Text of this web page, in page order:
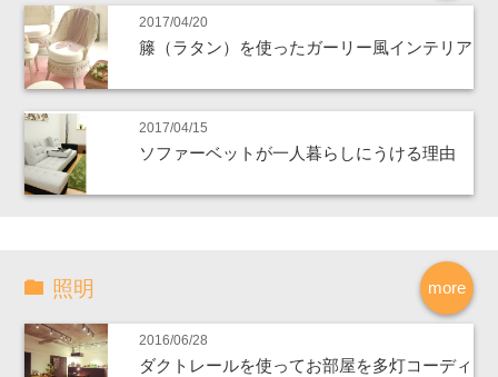
2017/04/20
籐（ラタン）を使ったガーリー風インテリア
2017/04/15
ソファーベットが一人暮らしにうける理由
more
照明
2016/06/28
ダクトレールを使ってお部屋を多灯コーディ